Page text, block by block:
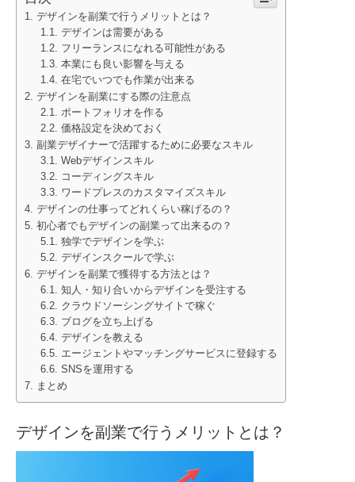
デザインを副業で行うメリットとは？
デザインは需要がある
フリーランスになれる可能性がある
本業にも良い影響を与える
在宅でいつでも作業が出来る
デザインを副業にする際の注意点
ポートフォリオを作る
価格設定を決めておく
副業デザイナーで活躍するために必要なスキル
Webデザインスキル
コーディングスキル
ワードプレスのカスタマイズスキル
デザインの仕事ってどれくらい稼げるの？
初心者でもデザインの副業って出来るの？
独学でデザインを学ぶ
デザインスクールで学ぶ
デザインを副業で獲得する方法とは？
知人・知り合いからデザインを受注する
クラウドソーシングサイトで稼ぐ
ブログを立ち上げる
デザインを教える
エージェントやマッチングサービスに登録する
SNSを運用する
まとめ
デザインを副業で行うメリットとは？